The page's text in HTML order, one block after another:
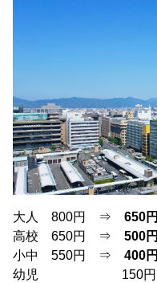
大人 800円 ⇒ 650円
高校 650円 ⇒ 500円
小中 550円 ⇒ 400円
幼児 150円